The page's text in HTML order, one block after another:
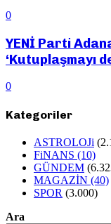
0
YENİ Parti
‘Kutuplaşmayı
0
Kategoriler
ASTROLOJi
FiNANS (10)
GÜNDEM
MAGAZİN (40)
SPOR (3.000)
Ara